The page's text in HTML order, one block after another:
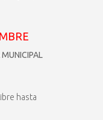
hasta